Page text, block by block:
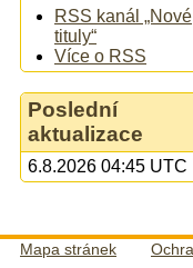
RSS kanál „Nové
tituly“
Více o RSS
Poslední
aktualizace
6.8.2026 04:45 UTC
Mapa stránek